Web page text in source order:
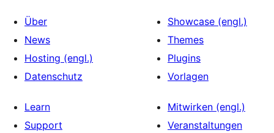
Über
News
Hosting (engl.)
Datenschutz
Showcase (engl.)
Themes
Plugins
Vorlagen
Learn
Support
Mitwirken (engl.)
Veranstaltungen